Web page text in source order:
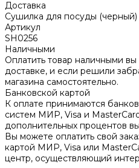
Доставка
Сушилка для посуды (черный)
Артикул
SH0256
Наличными
Оплатить товар наличными
доставке, и если решили
магазина самостоятельно.
Банковской картой
К оплате принимаются
систем МИР, Visa и
дополнительных процентов
Вы можете оплатить свой
картой МИР, Visa или
центр, осуществляющий